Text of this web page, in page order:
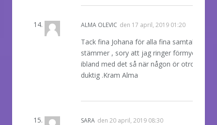
ALMA OLEVIC den 17 april, 2019 01:20
Tack fina Johana för alla fina samtal allt
stämmer , sory att jag ringer förmycket
ibland med det så när någon ör otroligt
duktig .Kram Alma
SARA den 20 april, 2019 08:30